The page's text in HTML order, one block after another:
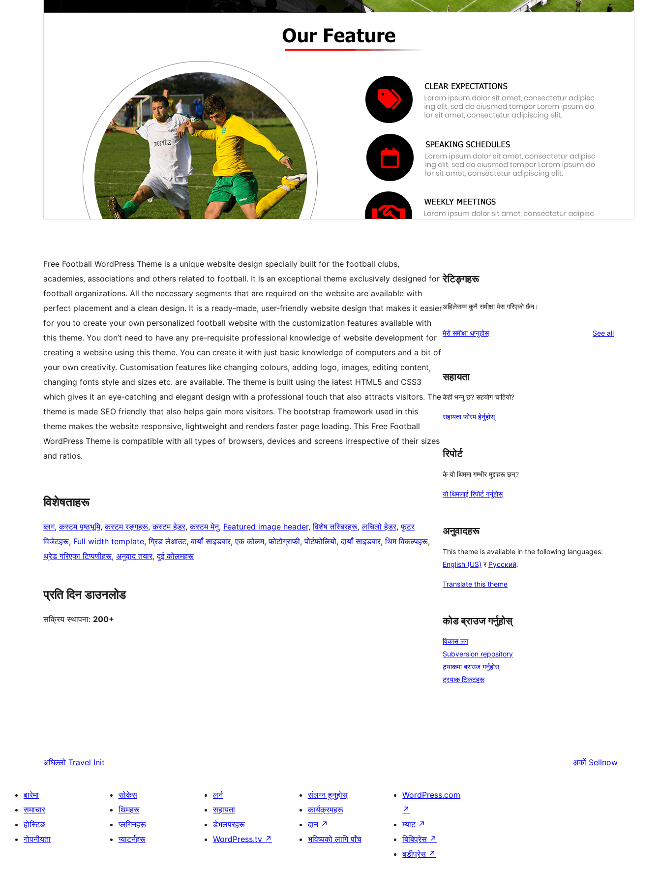
Free Football WordPress Theme is a unique website design specially built for the football clubs,
academies, associations and others related to football. It is an exceptional theme exclusively designed for
football organizations. All the necessary segments that are required on the website are available with
perfect placement and a clean design. It is a ready-made, user-friendly website design that makes it easier
for you to create your own personalized football website with the customization features available with
this theme. You don’t need to have any pre-requisite professional knowledge of website development for
creating a website using this theme. You can create it with just basic knowledge of computers and a bit of
your own creativity. Customisation features like changing colours, adding logo, images, editing content,
changing fonts style and sizes etc. are available. The theme is built using the latest HTML5 and CSS3
which gives it an eye-catching and elegant design with a professional touch that also attracts visitors. The
theme is made SEO friendly that also helps gain more visitors. The bootstrap framework used in this
theme makes the website responsive, lightweight and renders faster page loading. This Free Football
WordPress Theme is compatible with all types of browsers, devices and screens irrespective of their sizes
and ratios.
विशेषताहरू
ब्लग, कस्टम पृष्ठभूमि, कस्टम रङ्गहरू, कस्टम हेडर, कस्टम मेनु, Featured image header, विशेष तस्बिरहरू, लचिलो हेडर, फुटर
विजेटहरू, Full width template, ग्रिड लेआउट, बायाँ साइडबार, एक कोलम, फोटोग्राफी, पोर्टफोलियो, दायाँ साइडबार, थिम विकल्पहरू
थ्रेड गरिएका टिप्पणीहरू, अनुवाद तयार, दुई कोलमहरू
प्रति दिन डाउनलोड
सक्रिय स्थापना: 200+
रेटिङ्गहरू
अहिलेसम्म कुनै समीक्षा पेस गरिएको छैन।
मेरो समीक्षा थप्नुहोस् See allreviews
सहायता
केही भन्नु छ? सहयोग चाहियो?
सहायता फोरम हेर्नुहोस्
रिपोर्ट
के यो थिममा गम्भीर मुद्दाहरू छन्?
यो थिमलाई रिपोर्ट गर्नुहोस्
अनुवादहरू
This theme is available in the following languages:
English (US) र Русский.
Translate this theme
कोड ब्राउज गर्नुहोस्
विकास लग
Subversion repository
ट्र्याकमा ब्राउज गर्नुहोस्
ट्रयाक टिकटहरू
अघिल्लो Travel Init अर्को Sellnow
बारेमा
समाचार
होस्टिङ
गोपनीयता
सोकेस
थिमहरू
प्लगिनहरू
प्याटर्नहरू
लर्न
सहायता
डेभलपरहरू
WordPress.tv ↗
संलग्न हुनुहोस्
कार्यक्रमहरू
दान ↗
भविष्यको लागि पाँच
WordPress.com
↗
म्याट ↗
बिबिप्रेस ↗
बडीप्रेस ↗